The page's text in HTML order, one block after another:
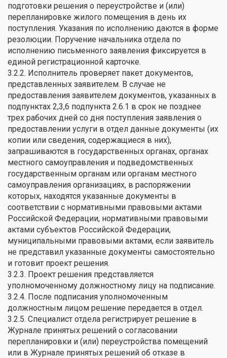
подготовки решения о переустройстве и (или)
перепланировке жилого помещения в день их
поступления. Указания по исполнению даются в форме
резолюции. Поручение начальника отдела по
исполнению письменного заявления фиксируется в
единой регистрационной карточке.
3.2.2. Исполнитель проверяет пакет документов,
представленных заявителем. В случае не
предоставления заявителем документов, указанных в
подпунктах 2,3,6 подпункта 2.6.1 в срок не позднее
трех рабочих дней со дня поступления заявления о
предоставлении услуги в отдел данные документы (их
копии или сведения, содержащиеся в них),
запрашиваются в государственных органах, органах
местного самоуправления и подведомственных
государственным органам или органам местного
самоуправления организациях, в распоряжении
которых, находятся указанные документы в
соответствии с нормативными правовыми актами
Российской Федерации, нормативными правовыми
актами субъектов Российской Федерации,
муниципальными правовыми актами, если заявитель
не представил указанные документы самостоятельно
и готовит проект решения.
3.2.3. Проект решения представляется
уполномоченному должностному лицу на подписание.
3.2.4. После подписания уполномоченным
должностным лицом решение передается в отдел.
3.2.5. Специалист отдела регистрирует решение в
Журнале принятых решений о согласовании
перепланировки и (или) переустройства помещений
или в Журнале принятых решений об отказе в